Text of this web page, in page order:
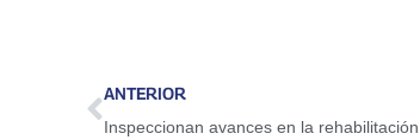
ANTERIOR
Inspeccionan avances en la